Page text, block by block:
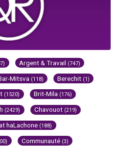
Argent & Travail (747)
Mitsva (118) Berechit (1)
(1520) Brit-Mila (176)
(2429) Chavouot (219)
haLachone (188)
Communauté (3)